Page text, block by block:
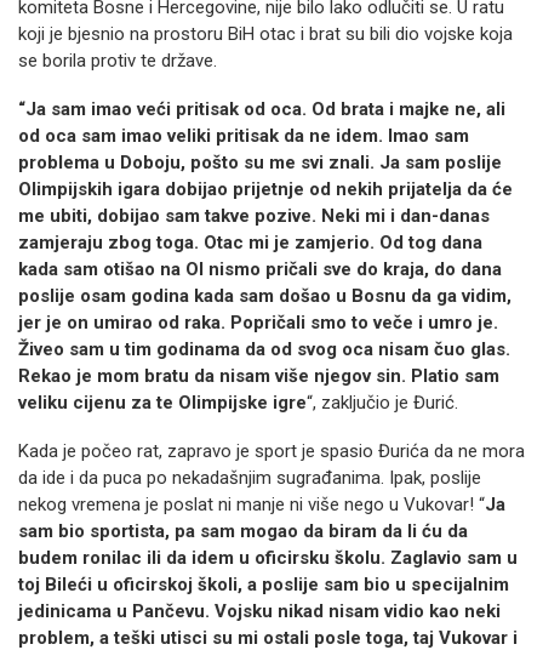
komiteta Bosne i Hercegovine, nije bilo lako odlučiti se. U ratu
koji je bjesnio na prostoru BiH otac i brat su bili dio vojske koja
se borila protiv te države.
“Ja sam imao veći pritisak od oca. Od brata i majke ne, ali
od oca sam imao veliki pritisak da ne idem. Imao sam
problema u Doboju, pošto su me svi znali. Ja sam poslije
Olimpijskih igara dobijao prijetnje od nekih prijatelja da će
me ubiti, dobijao sam takve pozive. Neki mi i dan-danas
zamjeraju zbog toga. Otac mi je zamjerio. Od tog dana
kada sam otišao na OI nismo pričali sve do kraja, do dana
poslije osam godina kada sam došao u Bosnu da ga vidim,
jer je on umirao od raka. Popričali smo to veče i umro je.
Živeo sam u tim godinama da od svog oca nisam čuo glas.
Rekao je mom bratu da nisam više njegov sin. Platio sam
veliku cijenu za te Olimpijske igre“, zaključio je Đurić.
Kada je počeo rat, zapravo je sport je spasio Đurića da ne mora
da ide i da puca po nekadašnjim sugrađanima. Ipak, poslije
nekog vremena je poslat ni manje ni više nego u Vukovar! “Ja
sam bio sportista, pa sam mogao da biram da li ću da
budem ronilac ili da idem u oficirsku školu. Zaglavio sam u
toj Bileći u oficirskoj školi, a poslije sam bio u specijalnim
jedinicama u Pančevu. Vojsku nikad nisam vidio kao neki
problem, a teški utisci su mi ostali posle toga, taj Vukovar i